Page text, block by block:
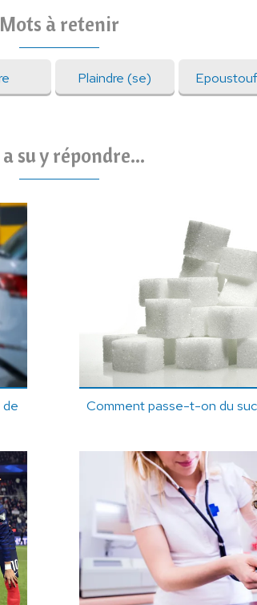
Mots à retenir
Plaindre (se)
su y répondre...
Comment passe-t-on du